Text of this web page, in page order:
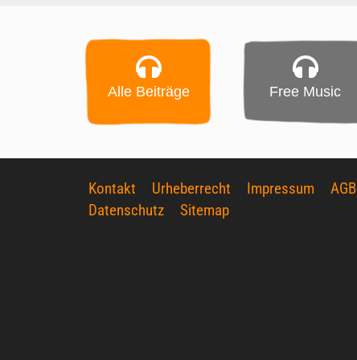
Alle Beiträge Free Music
Kontakt Urheberrecht Impressum
AGB
Datenschutz
Sitemap